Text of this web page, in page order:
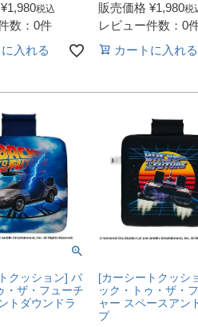
¥1,980税込
数：0件
入れる
販売価格 ¥1,980税
レビュー件数：0
カートに入れる
クッション] バ
・ザ・フューチ
トダウンドラ
[カーシートクッシ
ック・トゥ・ザ・
ャー スペースアン
プ